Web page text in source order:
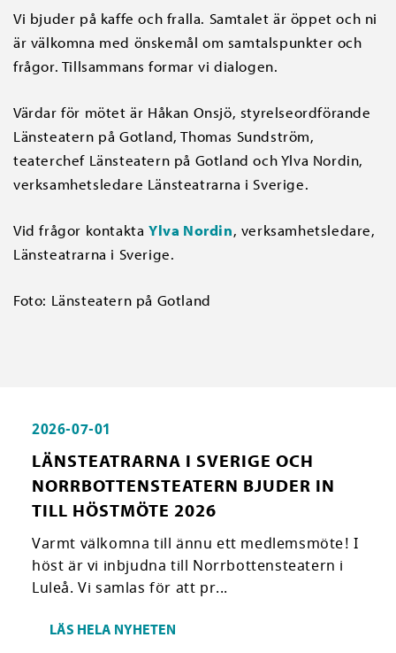
Vi bjuder på kaffe och fralla. Samtalet är öppet och ni
är välkomna med önskemål om samtalspunkter och
frågor. Tillsammans formar vi dialogen.
Värdar för mötet är Håkan Onsjö, styrelseordförande
Länsteatern på Gotland, Thomas Sundström,
teaterchef Länsteatern på Gotland och Ylva Nordin,
verksamhetsledare Länsteatrarna i Sverige.
Vid frågor kontakta Ylva Nordin, verksamhetsledare,
Länsteatrarna i Sverige.
Foto: Länsteatern på Gotland
2026-07-01
LÄNSTEATRARNA I SVERIGE OCH
NORRBOTTENSTEATERN BJUDER IN
TILL HÖSTMÖTE 2026
Varmt välkomna till ännu ett medlemsmöte! I
höst är vi inbjudna till Norrbottensteatern i
Luleå. Vi samlas för att pr...
LÄS HELA NYHETEN